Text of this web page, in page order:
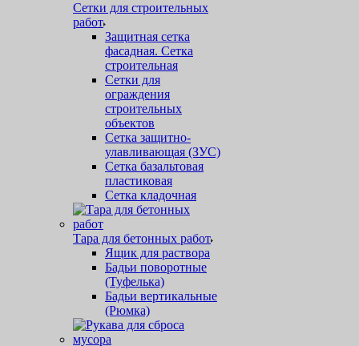
Сетки для строительных
работ
Защитная cетка
фасадная. Сетка
строительная
Сетки для
ограждения
строительных
объектов
Сетка защитно-
улавливающая (ЗУС)
Сетка базальтовая
пластиковая
Сетка кладочная
Тара для бетонных работ
Ящик для раствора
Бадьи поворотные
(Туфелька)
Бадьи вертикальные
(Рюмка)